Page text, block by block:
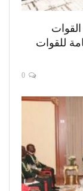
للقوات